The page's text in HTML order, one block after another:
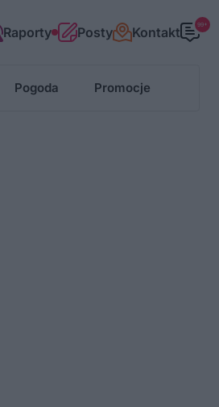
Raporty Posty Kontakt 99+
Pogoda Promocje